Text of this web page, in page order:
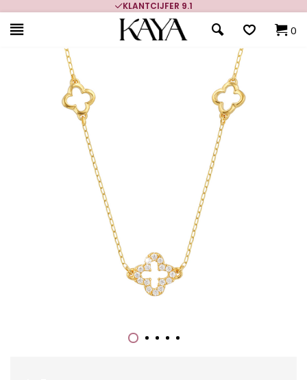
KLANTCIJFER 9.1
0